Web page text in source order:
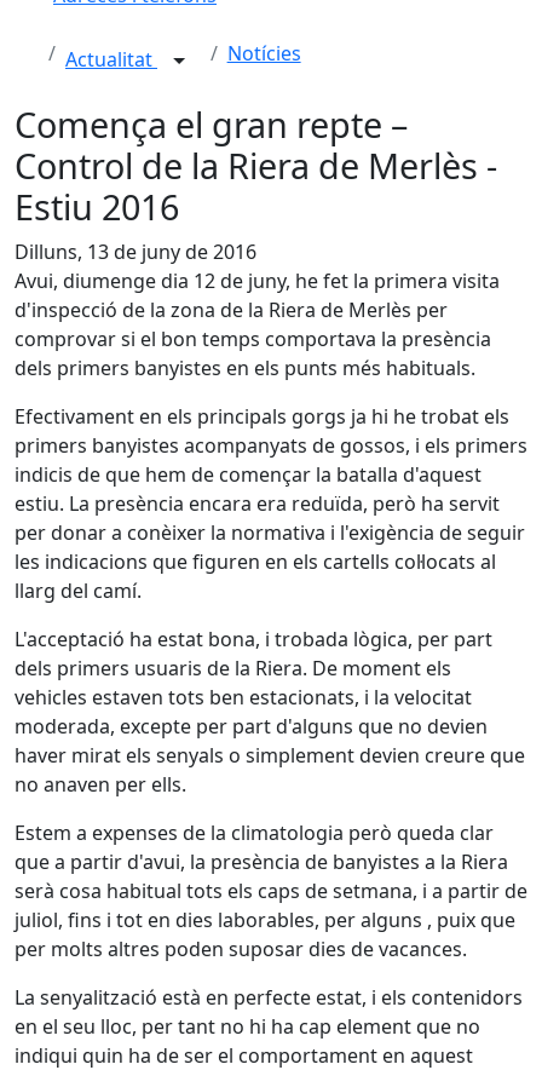
Actualitat Notícies
Comença el gran repte –
Control de la Riera de Merlès -
Estiu 2016
Dilluns, 13 de juny de 2016
Avui, diumenge dia 12 de juny, he fet la primera visita
d'inspecció de la zona de la Riera de Merlès per
comprovar si el bon temps comportava la presència
dels primers banyistes en els punts més habituals.
Efectivament en els principals gorgs ja hi he trobat els
primers banyistes acompanyats de gossos, i els primers
indicis de que hem de començar la batalla d'aquest
estiu. La presència encara era reduïda, però ha servit
per donar a conèixer la normativa i l'exigència de seguir
les indicacions que figuren en els cartells col·locats al
llarg del camí.
L'acceptació ha estat bona, i trobada lògica, per part
dels primers usuaris de la Riera. De moment els
vehicles estaven tots ben estacionats, i la velocitat
moderada, excepte per part d'alguns que no devien
haver mirat els senyals o simplement devien creure que
no anaven per ells.
Estem a expenses de la climatologia però queda clar
que a partir d'avui, la presència de banyistes a la Riera
serà cosa habitual tots els caps de setmana, i a partir de
juliol, fins i tot en dies laborables, per alguns , puix que
per molts altres poden suposar dies de vacances.
La senyalització està en perfecte estat, i els contenidors
en el seu lloc, per tant no hi ha cap element que no
indiqui quin ha de ser el comportament en aquest